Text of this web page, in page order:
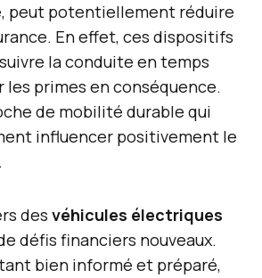
peut potentiellement réduire
En effet, ces dispositifs
la conduite en temps
les primes en conséquence.
de mobilité durable qui
influencer positivement le
des véhicules électriques
défis financiers nouveaux.
bien informé et préparé,